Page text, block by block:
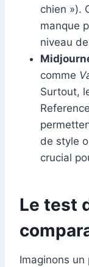
chien »).
manque
niveau
comme
Surtout,
de style
crucial
Le test
Imaginons